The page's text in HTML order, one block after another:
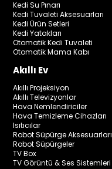
Kedi Su Pınarı
Kedi Tuvaleti Aksesuarları
Kedi Ürün Setleri
Kedi Yatakları
Otomatik Kedi Tuvaleti
Otomatik Mama Kabı
Akıllı Ev
Akıllı Projeksiyon
Akıllı Televizyonlar
Hava Nemlendiriciler
Hava Temizleme Cihazları
Isıtıcılar
Robot Süpürge Aksesuarları
Robot Süpürgeler
TV Box
TV Görüntü & Ses Sistemleri